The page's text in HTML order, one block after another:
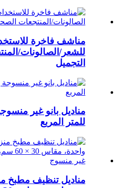
مناشف فاخرة
للشعر/الصالونات/
التجميل
للمتر المربع
مناديل تنظيف مطبخ